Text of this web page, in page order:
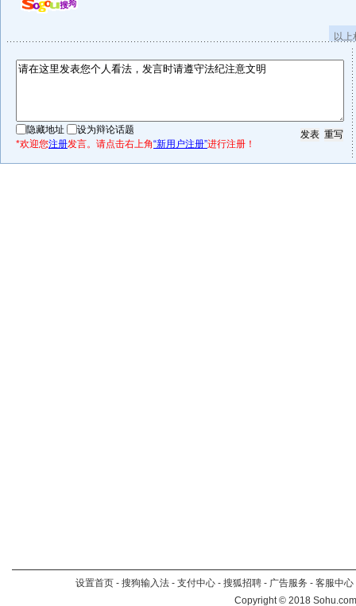
以
隐藏地址
设为辩论话题
*欢迎您注册发言。请点击右上角“新用户注册”进行注册！
设置首页 - 搜狗输入法 - 支付中心 - 搜狐招聘 - 广告服务 - 客服中心
Copyright©2018